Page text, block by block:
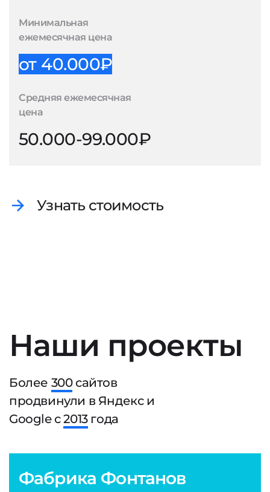
Минимальная
ежемесячная цена
от 40.000₽
Средняя ежемесячная
цена
50.000-99.000₽
Узнать стоимость
Наши проекты
Более 300сайтов
продвинули в Яндекс и
Google с2013года
Фабрика Фонтанов